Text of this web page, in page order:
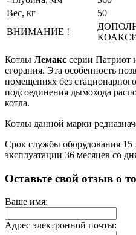
Вес, кг
50
ВНИМАНИЕ !
Котлы Лемакс серии Патриот
сгорания. Эта особенность
помещениях без
подсоединения дымохода
котла.
Котлы данной марки
Срок службы оборудования 15
эксплуатации 36 месяцев со
Оставьте свой отзыв о
Ваше имя:
Адрес электронной почты: